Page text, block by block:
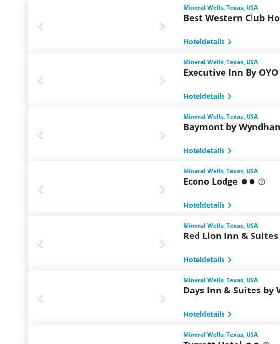
Mineral Wells, Texas, USA
Best Western Club
Hoteldetails
Mineral Wells, Texas, USA
Executive Inn By
Hoteldetails
Mineral Wells, Texas, USA
Baymont by
Hoteldetails
Mineral Wells, Texas, USA
Econo Lodge
Hoteldetails
Mineral Wells, Texas, USA
Red Lion Inn &
Hoteldetails
Mineral Wells, Texas, USA
Days Inn & Suites by
Hoteldetails
Mineral Wells, Texas, USA